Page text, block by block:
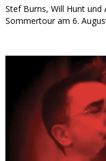
Stef Burns, Will Hunt
Sommertour am 6.